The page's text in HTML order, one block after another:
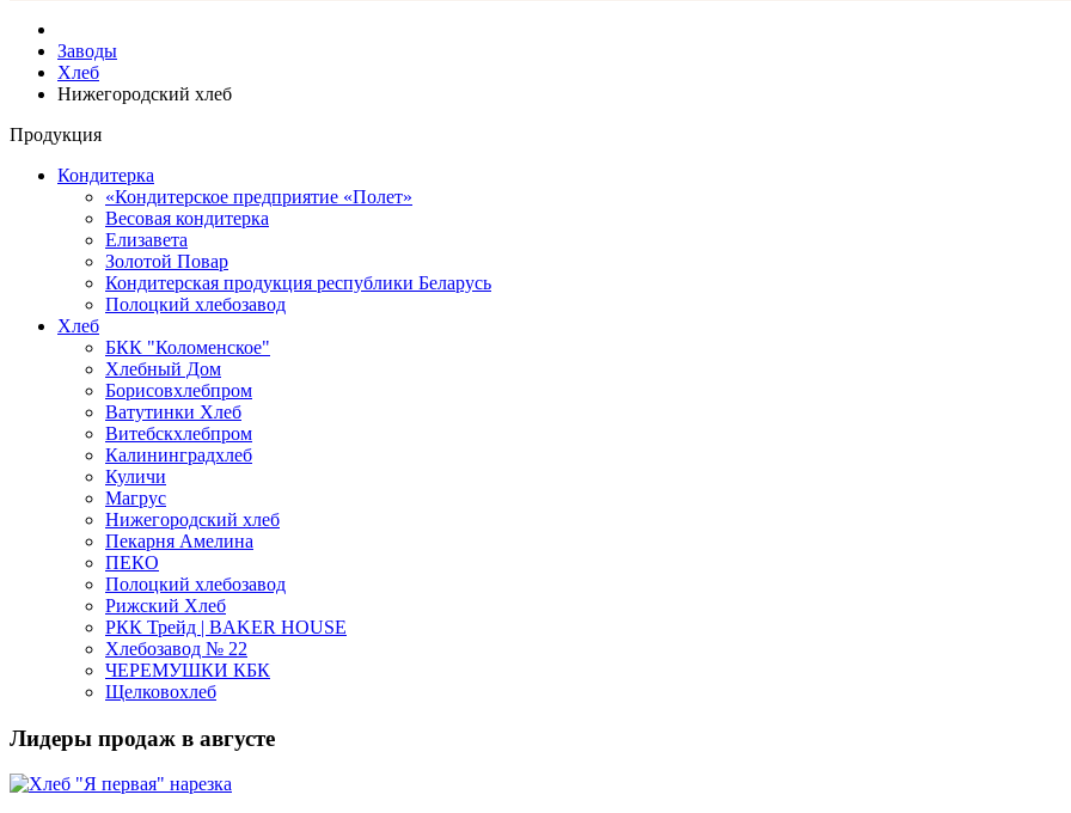
Заводы
Хлеб
Нижегородский хлеб
Продукция
Кондитерка
«Кондитерское предприятие «Полет»
Весовая кондитерка
Елизавета
Золотой Повар
Кондитерская продукция республики Беларусь
Полоцкий хлебозавод
Хлеб
БКК "Коломенское"
Хлебный Дом
Борисовхлебпром
Ватутинки Хлеб
Витебскхлебпром
Калининградхлеб
Куличи
Магрус
Нижегородский хлеб
Пекарня Амелина
ПЕКО
Полоцкий хлебозавод
Рижский Хлеб
РКК Трейд | BAKER HOUSE
Хлебозавод № 22
ЧЕРЕМУШКИ КБК
Щелковохлеб
Лидеры продаж в августе